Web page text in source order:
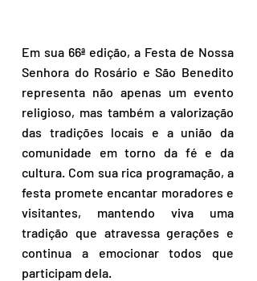
Em sua 66ª edição, a Festa de Nossa
Senhora do Rosário e São Benedito
representa não apenas um evento
religioso, mas também a valorização
das tradições locais e a união da
comunidade em torno da fé e da
cultura. Com sua rica programação, a
festa promete encantar moradores e
visitantes, mantendo viva uma
tradição que atravessa gerações e
continua a emocionar todos que
participam dela.